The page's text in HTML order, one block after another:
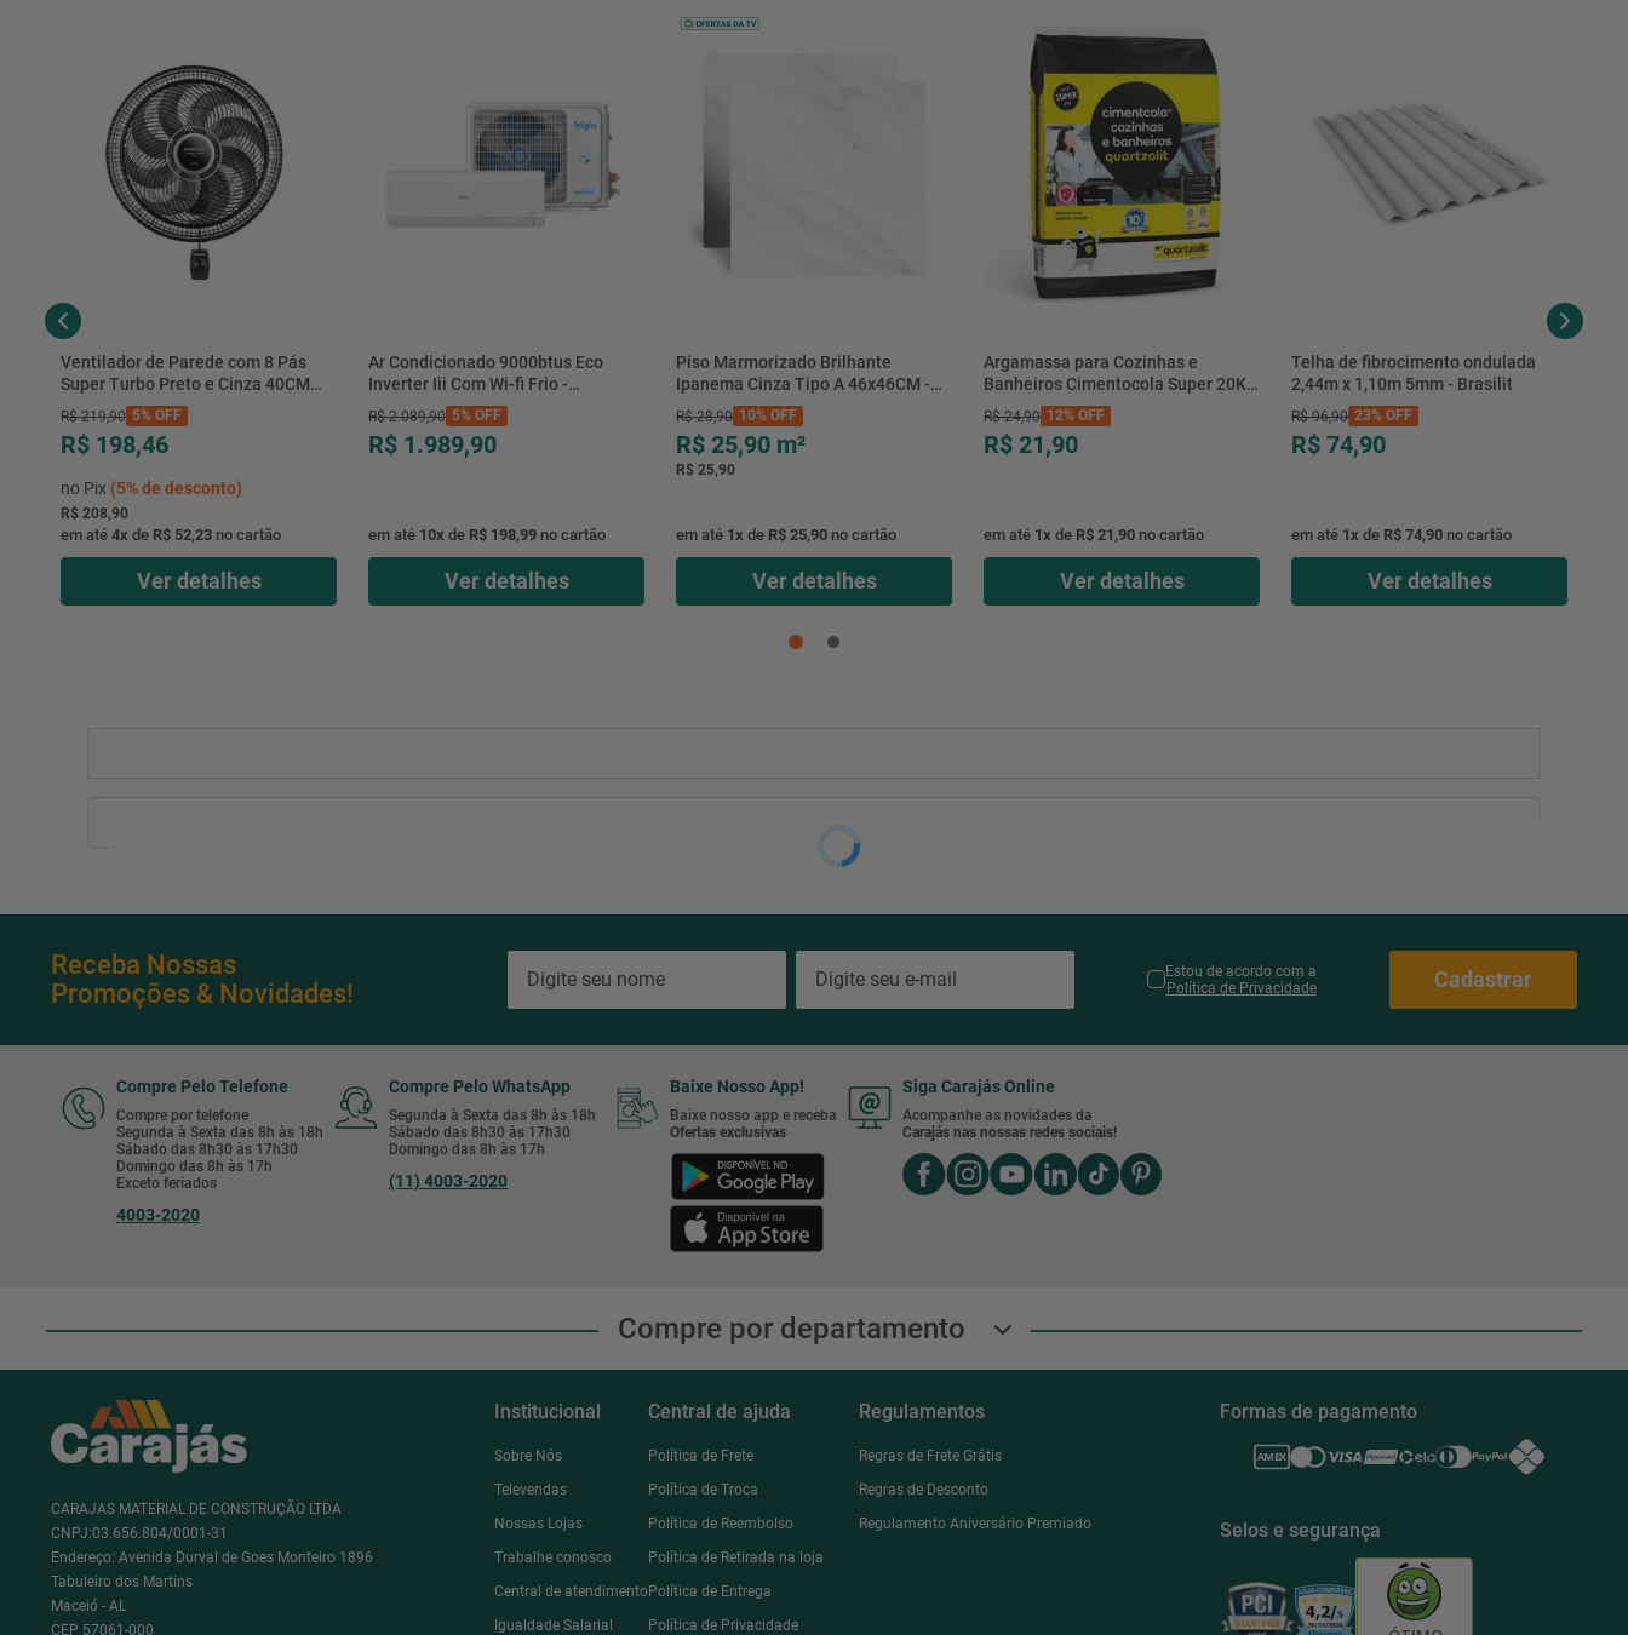
Ventilador de Parede com 8 Pás
Super Turbo Preto e Cinza 40CM
220V 140W - VTX-40P-8P - Mondial
R$ 219,90 5% OFF
R$ 198,46
no Pix (5%de desconto)
R$ 208,90
em até 4x de R$ 52,23 no cartão
Ver detalhes
Ar Condicionado 9000btus Eco
Inverter Iii Com Wi-fi Frio -
Hjfe09c2cg|hjfi09c2wg - Elgin
R$ 2.089,90 5% OFF
R$ 1.989,90
em até 10x de R$ 198,99 no cartão
Ver detalhes
Piso Marmorizado Brilhante
Ipanema Cinza Tipo A 46x46CM -
01.012771 - Cerbras
R$ 28,90 10% OFF
R$ 25,90 m²
R$ 25,90
em até 1x de R$ 25,90 no cartão
Ver detalhes
Argamassa para Cozinhas e
Banheiros Cimentocola Super 20KG
- 0118.00001.0020PL - Quartzolit
R$ 24,90 12% OFF
R$ 21,90
em até 1x de R$ 21,90 no cartão
Ver detalhes
Telha de fibrocimento ondulada
2,44m x 1,10m 5mm - Brasilit
R$ 96,90 23% OFF
R$ 74,90
em até 1x de R$ 74,90 no cartão
Ver detalhes
Receba Nossas
Promoções & Novidades!
Estou de acordo com a
Política de Privacidade
Cadastrar
Compre Pelo Telefone
Compre por telefone
Segunda à Sexta das 8h às 18h
Sábado das 8h30 às 17h30
Domingo das 8h às 17h
Exceto feriados
4003-2020
Compre Pelo WhatsApp
Segunda à Sexta das 8h às 18h
Sábado das 8h30 às 17h30
Domingo das 8h às 17h
(11) 4003-2020
Baixe Nosso App!
Baixe nosso app e receba
Ofertas exclusivas
Siga Carajás Online
Acompanhe as novidades da
Carajás nas nossas redes sociais!
Compre por departamento
CARAJAS MATERIAL DE CONSTRUÇÃO LTDA
CNPJ:03.656.804/0001-31
Endereço: Avenida Durval de Goes Monteiro 1896
Tabuleiro dos Martins
Maceió - AL
CEP 57061-000
Institucional
Sobre Nós
Televendas
Nossas Lojas
Trabalhe conosco
Central de atendimento
Igualdade Salarial
Central de ajuda
Política de Frete
Política de Troca
Política de Reembolso
Política de Retirada na loja
Política de Entrega
Política de Privacidade
Regulamentos
Regras de Frete Grátis
Regras de Desconto
Regulamento Aniversário Premiado
Formas de pagamento
Selos e segurança